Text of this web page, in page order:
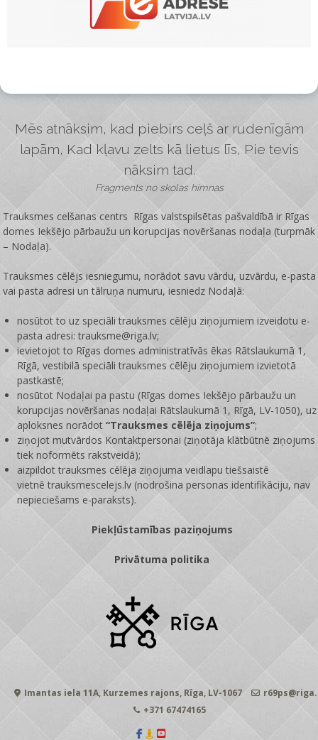
Mēs atnāksim, kad piebirs ceļš ar rudenīgām
lapām, Kad kļavu zelts kā lietus līs, Pie tevis
nāksim tad.
Fragments no skolas himnas
Trauksmes celšanas centrs Rīgas valstspilsētas pašvaldībā ir Rīgas
domes Iekšējo pārbaužu un korupcijas novēršanas nodaļa (turpmāk
– Nodaļa).
Trauksmes cēlējs iesniegumu, norādot savu vārdu, uzvārdu, e-pasta
vai pasta adresi un tālruņa numuru, iesniedz Nodaļā:
nosūtot to uz speciāli trauksmes cēlēju ziņojumiem izveidotu e-
pasta adresi: trauksme@riga.lv;
ievietojot to Rīgas domes administratīvās ēkas Rātslaukumā 1,
Rīgā, vestibilā speciāli trauksmes cēlēju ziņojumiem izvietotā
pastkastē;
nosūtot Nodaļai pa pastu (Rīgas domes Iekšējo pārbaužu un
korupcijas novēršanas nodaļai Rātslaukumā 1, Rīgā, LV-1050), uz
aploksnes norādot“Trauksmes cēlēja ziņojums”;
ziņojot mutvārdos Kontaktpersonai (ziņotāja klātbūtnē ziņojums
tiek noformēts rakstveidā);
aizpildot trauksmes cēlēja ziņojuma veidlapu tiešsaistē
vietnētrauksmescelejs.lv (nodrošina personas identifikāciju, nav
nepieciešams e-paraksts).
Piekļūstamības paziņojums
Privātuma politika
Imantas iela 11A, Kurzemes rajons, Rīga, LV-1067
+371 67474165